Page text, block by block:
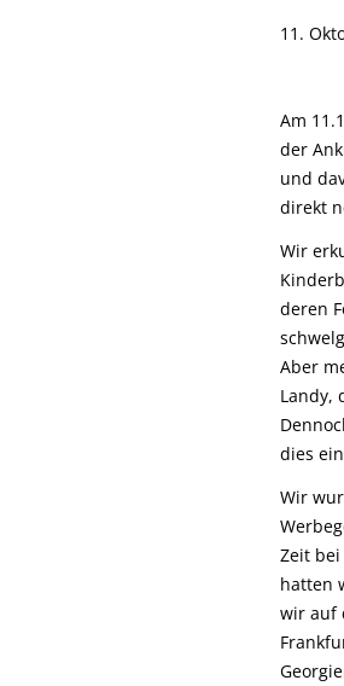
11.
Am
der
und
direkt
Wir
deren
Aber
Landy,
dies
Wir
Zeit
hatten
wir auf